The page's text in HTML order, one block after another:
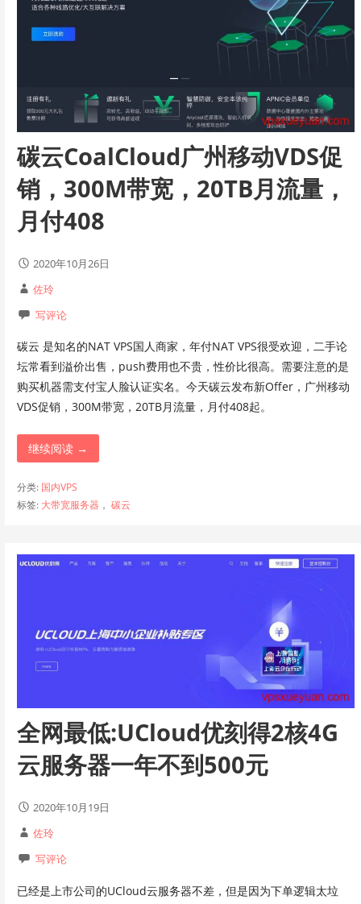
碳云CoalCloud广州移动VDS促
销，300M带宽，20TB月流量，
月付408
2020年10月26日
佐玲
写评论
碳云 是知名的NAT VPS国人商家，年付NAT VPS很受欢迎，二手论
坛常看到溢价出售，push费用也不贵，性价比很高。需要注意的是
购买机器需支付宝人脸认证实名。今天碳云发布新Offer，广州移动
VDS促销，300M带宽，20TB月流量，月付408起。
继续阅读 →
分类: 国内VPS
标签: 大带宽服务器 ， 碳云
全网最低:UCloud优刻得2核4G
云服务器一年不到500元
2020年10月19日
佐玲
写评论
已经是上市公司的UCloud云服务器不差，但是因为下单逻辑太垃